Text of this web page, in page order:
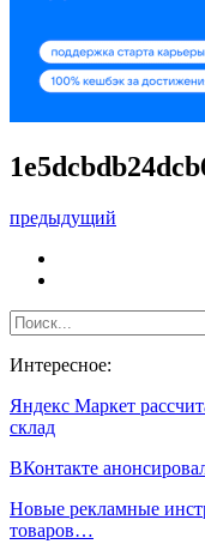
предыдущий
Интересное:
Яндекс Маркет
склад
ВКонтакте
Новые рекламные
товаров…